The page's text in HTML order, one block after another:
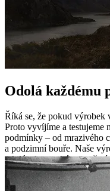
Odolá každému
Říká se, že pokud výrobek
Proto vyvíjíme a testujeme
podmínky – od mrazivého
a podzimní bouře. Naše
odolávaly norskému
životnosti staveb.